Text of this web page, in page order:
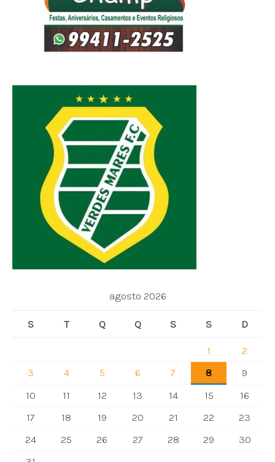
agosto 2026
S T Q Q S S D
1
2
3
4 5 6 7 8
9
10
11 12 13 14 15
16
17
18 19 20 21 22
23
24
25 26 27 28 29
30